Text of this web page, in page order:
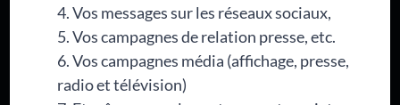
Vos messages sur les réseaux sociaux,
Vos campagnes de relation presse, etc.
Vos campagnes média (affichage, presse,
radio et télévision)